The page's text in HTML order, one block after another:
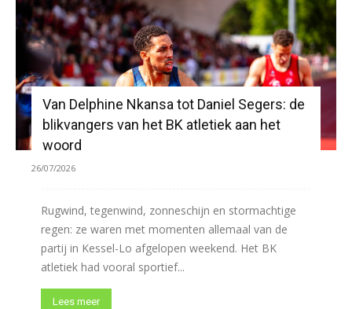
Van Delphine Nkansa tot Daniel Segers: de
blikvangers van het BK atletiek aan het
woord
26/07/2026
Rugwind, tegenwind, zonneschijn en stormachtige
regen: ze waren met momenten allemaal van de
partij in Kessel-Lo afgelopen weekend. Het BK
atletiek had vooral sportief...
Lees meer